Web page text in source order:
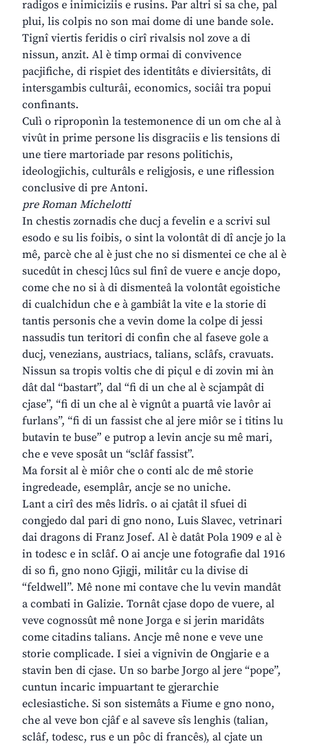
radigos e inimiciziis e rusins. Par altri si sa che, pal
plui, lis colpis no son mai dome di une bande sole.
Tignî viertis feridis o cirî rivalsis nol zove a di
nissun, anzit. Al è timp ormai di convivence
pacjifiche, di rispiet des identitâts e diviersitâts, di
intersgambis culturâi, economics, sociâi tra popui
confinants.
Culì o riproponìn la testemonence di un om che al à
vivût in prime persone lis disgraciis e lis tensions di
une tiere martoriade par resons politichis,
ideologjichis, culturâls e religjosis, e une riflession
conclusive di pre Antoni.
pre Roman Michelotti
In chestis zornadis che ducj a fevelin e a scrivi sul
esodo e su lis foibis, o sint la volontât di dî ancje jo la
mê, parcè che al è just che no si dismentei ce che al è
sucedût in chescj lûcs sul finî de vuere e ancje dopo,
come che no si à di dismenteâ la volontât egoistiche
di cualchidun che e à gambiât la vite e la storie di
tantis personis che a vevin dome la colpe di jessi
nassudis tun teritori di confin che al faseve gole a
ducj, venezians, austriacs, talians, sclâfs, cravuats.
Nissun sa tropis voltis che di piçul e di zovin mi àn
dât dal “bastart”, dal “fi di un che al è scjampât di
cjase”, “fi di un che al è vignût a puartâ vie lavôr ai
furlans”, “fi di un fassist che al jere miôr se i titins lu
butavin te buse” e putrop a levin ancje su mê mari,
che e veve sposât un “sclâf fassist”.
Ma forsit al è miôr che o conti alc de mê storie
ingredeade, esemplâr, ancje se no uniche.
Lant a cirî des mês lidrîs. o ai cjatât il sfuei di
congjedo dal pari di gno nono, Luis Slavec, vetrinari
dai dragons di Franz Josef. Al è datât Pola 1909 e al è
in todesc e in sclâf. O ai ancje une fotografie dal 1916
di so fi, gno nono Gjigji, militâr cu la divise di
“feldwell”. Mê none mi contave che lu vevin mandât
a combati in Galizie. Tornât cjase dopo de vuere, al
veve cognossût mê none Jorga e si jerin maridâts
come citadins talians. Ancje mê none e veve une
storie complicade. I siei a vignivin de Ongjarie e a
stavin ben di cjase. Un so barbe Jorgo al jere “pope”,
cuntun incaric impuartant te gjerarchie
eclesiastiche. Si son sistemâts a Fiume e gno nono,
che al veve bon cjâf e al saveve sîs lenghis (talian,
sclâf, todesc, rus e un pôc di francês), al cjate un